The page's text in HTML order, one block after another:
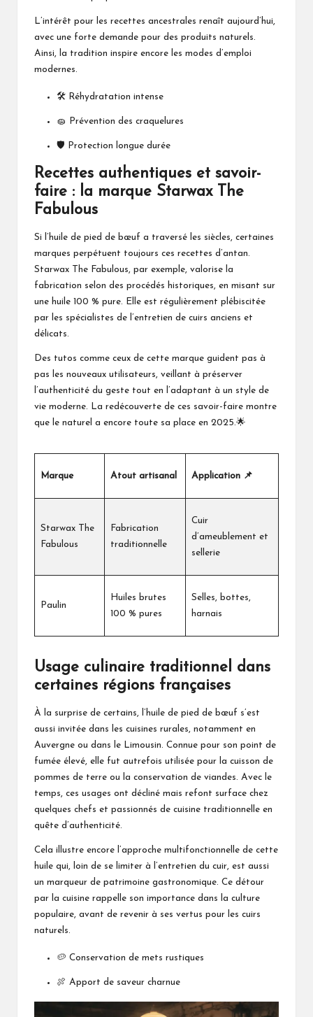
L’intérêt pour les recettes ancestrales renaît aujourd’hui,
avec une forte demande pour des produits naturels.
Ainsi, la tradition inspire encore les modes d’emploi
modernes.
🛠️ Réhydratation intense
🧽 Prévention des craquelures
🛡️ Protection longue durée
Recettes authentiques et savoir-
faire : la marque Starwax The
Fabulous
Si l’huile de pied de bœuf a traversé les siècles, certaines
marques perpétuent toujours ces recettes d’antan.
Starwax The Fabulous, par exemple, valorise la
fabrication selon des procédés historiques, en misant sur
une huile 100 % pure. Elle est régulièrement plébiscitée
par les spécialistes de l’entretien de cuirs anciens et
délicats.
Des tutos comme ceux de cette marque guident pas à
pas les nouveaux utilisateurs, veillant à préserver
l’authenticité du geste tout en l’adaptant à un style de
vie moderne. La redécouverte de ces savoir-faire montre
que le naturel a encore toute sa place en 2025.🌟
Marque Atout artisanal Application 📌
Starwax The
Fabulous
Fabrication
traditionnelle
Cuir
d’ameublement et
sellerie
Paulin
Huiles brutes
100 % pures
Selles, bottes,
harnais
Usage culinaire traditionnel dans
certaines régions françaises
À la surprise de certains, l’huile de pied de bœuf s’est
aussi invitée dans les cuisines rurales, notamment en
Auvergne ou dans le Limousin. Connue pour son point de
fumée élevé, elle fut autrefois utilisée pour la cuisson de
pommes de terre ou la conservation de viandes. Avec le
temps, ces usages ont décliné mais refont surface chez
quelques chefs et passionnés de cuisine traditionnelle en
quête d’authenticité.
Cela illustre encore l’approche multifonctionnelle de cette
huile qui, loin de se limiter à l’entretien du cuir, est aussi
un marqueur de patrimoine gastronomique. Ce détour
par la cuisine rappelle son importance dans la culture
populaire, avant de revenir à ses vertus pour les cuirs
naturels.
🥔 Conservation de mets rustiques
🍖 Apport de saveur charnue